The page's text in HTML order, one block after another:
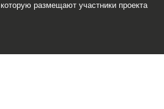
размещают участники проекта